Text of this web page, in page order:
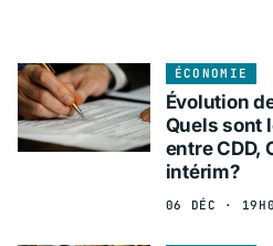
ÉCONOMIE
Évolution
Quels sont
entre CDD,
intérim?
06 DÉC ·